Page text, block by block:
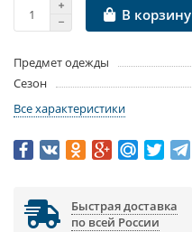
В корзину
Предмет одежды
Сезон
Все характеристики
Быстрая доставка
по всей России